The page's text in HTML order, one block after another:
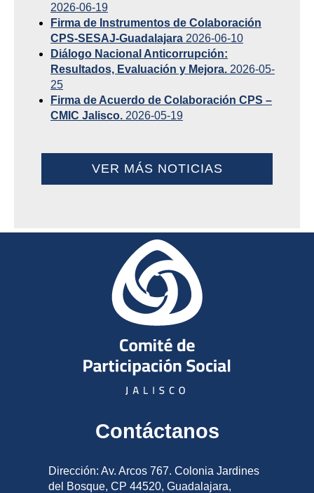
2026-06-19
Firma de Instrumentos de Colaboración
CPS-SESAJ-Guadalajara 2026-06-10
Diálogo Nacional Anticorrupción:
Resultados, Evaluación y Mejora. 2026-05-
25
Firma de Acuerdo de Colaboración CPS –
CMIC Jalisco. 2026-05-19
VER MÁS NOTICIAS
Contáctanos
Dirección: Av. Arcos 767. Colonia Jardines
del Bosque, CP 44520, Guadalajara,